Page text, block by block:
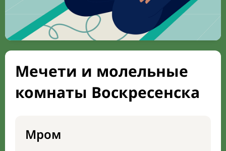
Мечети и молельные
комнаты Воскресенска
Мром